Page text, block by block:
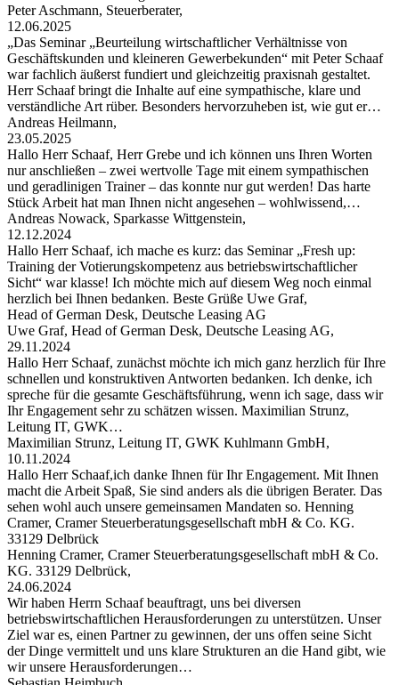
Peter Aschmann, Steuerberater,
12.06.2025
„Das Seminar „Beurteilung wirtschaftlicher Verhältnisse von
Geschäftskunden und kleineren Gewerbekunden“ mit Peter Schaaf
war fachlich äußerst fundiert und gleichzeitig praxisnah gestaltet.
Herr Schaaf bringt die Inhalte auf eine sympathische, klare und
verständliche Art rüber. Besonders hervorzuheben ist, wie gut er…
Andreas Heilmann,
23.05.2025
Hallo Herr Schaaf, Herr Grebe und ich können uns Ihren Worten
nur anschließen – zwei wertvolle Tage mit einem sympathischen
und geradlinigen Trainer – das konnte nur gut werden! Das harte
Stück Arbeit hat man Ihnen nicht angesehen – wohlwissend,…
Andreas Nowack, Sparkasse Wittgenstein,
12.12.2024
Hallo Herr Schaaf, ich mache es kurz: das Seminar „Fresh up:
Training der Votierungskompetenz aus betriebswirtschaftlicher
Sicht“ war klasse! Ich möchte mich auf diesem Weg noch einmal
herzlich bei Ihnen bedanken. Beste Grüße Uwe Graf,
Head of German Desk, Deutsche Leasing AG
Uwe Graf, Head of German Desk, Deutsche Leasing AG,
29.11.2024
Hallo Herr Schaaf, zunächst möchte ich mich ganz herzlich für Ihre
schnellen und konstruktiven Antworten bedanken. Ich denke, ich
spreche für die gesamte Geschäftsführung, wenn ich sage, dass wir
Ihr Engagement sehr zu schätzen wissen. Maximilian Strunz,
Leitung IT, GWK…
Maximilian Strunz, Leitung IT, GWK Kuhlmann GmbH,
10.11.2024
Hallo Herr Schaaf,ich danke Ihnen für Ihr Engagement. Mit Ihnen
macht die Arbeit Spaß, Sie sind anders als die übrigen Berater. Das
sehen wohl auch unsere gemeinsamen Mandaten so. Henning
Cramer, Cramer Steuerberatungsgesellschaft mbH & Co. KG.
33129 Delbrück
Henning Cramer, Cramer Steuerberatungsgesellschaft mbH & Co.
KG. 33129 Delbrück,
24.06.2024
Wir haben Herrn Schaaf beauftragt, uns bei diversen
betriebswirtschaftlichen Herausforderungen zu unterstützen. Unser
Ziel war es, einen Partner zu gewinnen, der uns offen seine Sicht
der Dinge vermittelt und uns klare Strukturen an die Hand gibt, wie
wir unsere Herausforderungen…